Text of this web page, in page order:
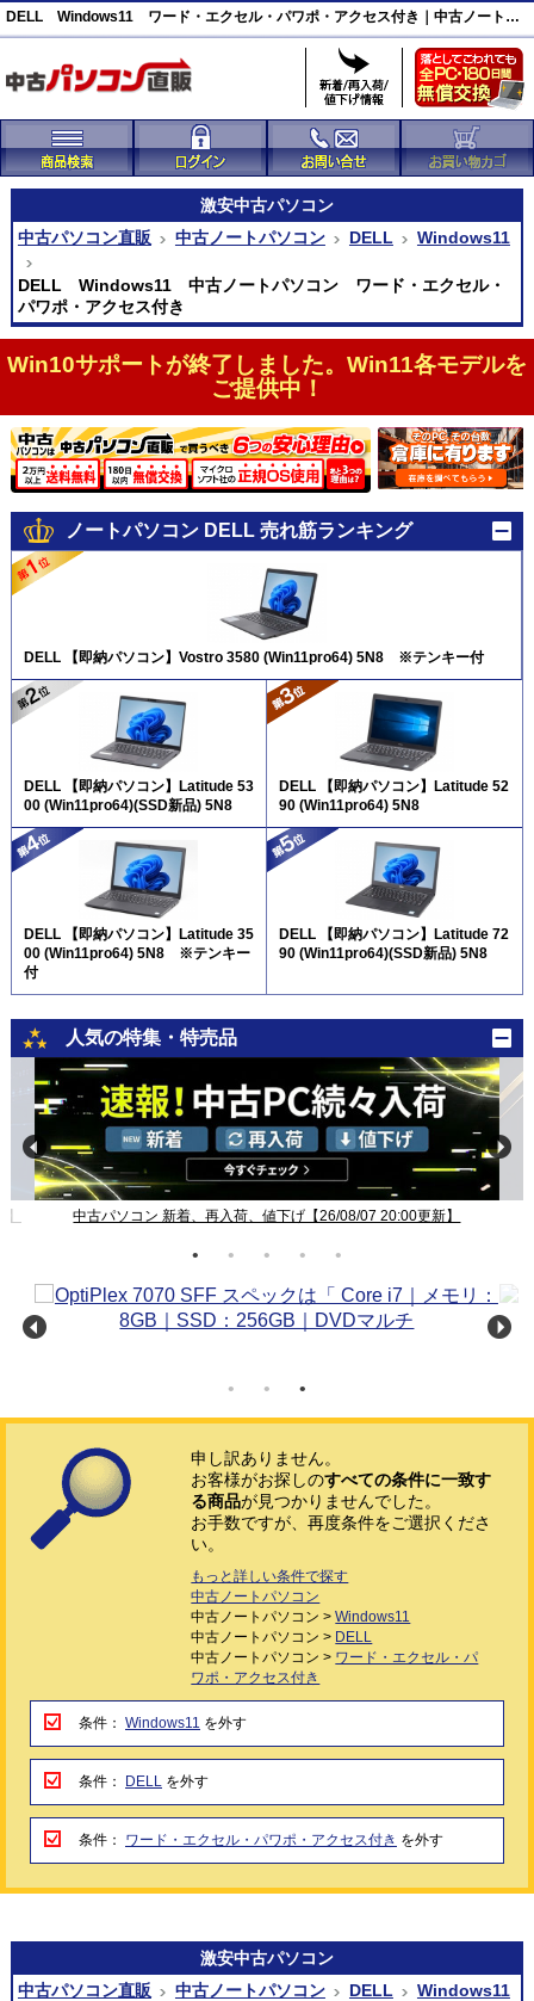
DELL Windows11 ワード・エクセル・パワポ・アクセス付き｜中古ノートパソコン｜中古パソコン直販
激安中古パソコン
中古パソコン直販
中古ノートパソコン DELL Windows11
DELL Windows11 中古ノートパソコン ワード・エクセル・
パワポ・アクセス付き
Win10サポートが終了しました。Win11各モデルを
ご提供中！
ノートパソコン DELL 売れ筋ランキング
DELL 【即納パソコン】Vostro 3580 (Win11pro64) 5N8 ※テンキー付
DELL 【即納パソコン】Latitude 53
00 (Win11pro64)(SSD新品) 5N8
DELL 【即納パソコン】Latitude 52
90 (Win11pro64) 5N8
DELL 【即納パソコン】Latitude 35
00 (Win11pro64) 5N8 ※テンキー
付
DELL 【即納パソコン】Latitude 72
90 (Win11pro64)(SSD新品) 5N8
人気の特集・特売品
中古パソコン 新着、再入荷、値下げ【26/08/07 20:00更新】
申し訳ありません。
お客様がお探しのすべての条件に一致す
る商品が見つかりませんでした。
お手数ですが、再度条件をご選択くださ
い。
もっと詳しい条件で探す
中古ノートパソコン
中古ノートパソコン >Windows11
中古ノートパソコン > DELL
中古ノートパソコン > ワード・エクセル・パ
ワポ・アクセス付き
条件： Windows11 を外す
条件： DELL を外す
条件： ワード・エクセル・パワポ・アクセス付き を外す
激安中古パソコン
中古パソコン直販
中古ノートパソコン DELL Windows11